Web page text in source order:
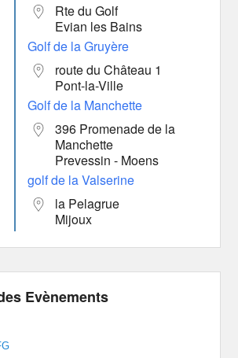
Rte du Golf
Evian les Bains
Golf de la Gruyère
route du Château 1
Pont-la-Ville
Golf de la Manchette
396 Promenade de la
Manchette
Prevessin - Moens
golf de la Valserine
la Pelagrue
Mijoux
Evènements